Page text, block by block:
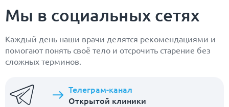
Мы в социальных сетях
Каждый день наши врачи делятся рекомендациями и
помогают понять своё тело и отсрочить старение без
сложных терминов.
Телеграм-канал
Открытой клиники